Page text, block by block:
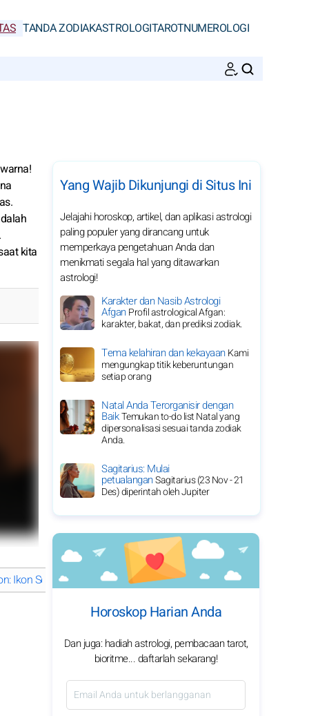
TANDA ZODIAKASTROLOGITAROTNUMEROLOGI
kita
Ikon Serbaguna dalam Hiburan dan Bisnis Apa yang
Yang Wajib Dikunjungi di Situs Ini
Jelajahi horoskop, artikel, dan aplikasi astrologi
paling populer yang dirancang untuk
memperkaya pengetahuan Anda dan
menikmati segala hal yang ditawarkan
astrologi!
Karakter dan Nasib Astrologi
AfganProfil astrological Afgan:
karakter, bakat, dan prediksi zodiak.
Tema kelahiran dan kekayaanKami
mengungkap titik keberuntungan
setiap orang
Natal Anda Terorganisir dengan
BaikTemukan to-do list Natal yang
dipersonalisasi sesuai tanda zodiak
Anda.
Sagitarius: Mulai
petualanganSagitarius (23 Nov - 21
Des) diperintah oleh Jupiter
Horoskop Harian Anda
Dan juga: hadiah astrologi, pembacaan tarot,
bioritme... daftarlah sekarang!